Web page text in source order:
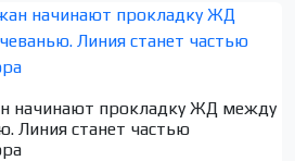
начинают прокладку ЖД между
Линия станет частью